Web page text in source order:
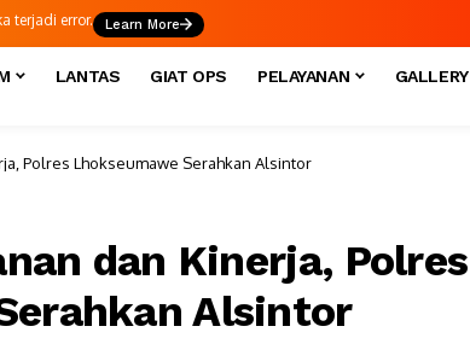
terjadi error. Learn More
LANTAS GIAT OPS PELAYANAN GALLERY
Polres Lhokseumawe Serahkan Alsintor
dan Kinerja, Polres
Alsintor